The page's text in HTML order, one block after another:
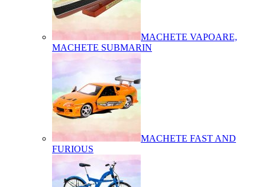
MACHETE VAPOARE,
MACHETE SUBMARIN
MACHETE FAST AND
FURIOUS